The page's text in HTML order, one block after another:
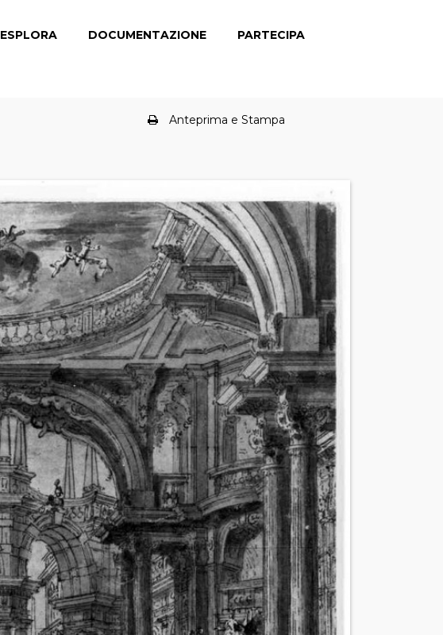
ESPLORA DOCUMENTAZIONE PARTECIPA
Anteprima e Stampa